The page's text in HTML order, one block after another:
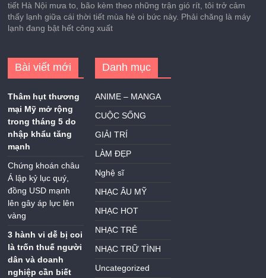
tiết Hà Nội mưa to, bão kèm theo những trận gió rít, tôi trở cảm
thấy lạnh giữa cái thời tiết mùa hè oi bức này. Phải chăng là máy
lạnh đang bật hết công xuất
Bài viết mới
Thâm hụt thương
mại Mỹ mở rộng
trong tháng 5 do
nhập khẩu tăng
mạnh
Chứng khoán châu
Á lập kỷ lục quý,
đồng USD mạnh
lên gây áp lực lên
vàng
3 hành vi dễ bị coi
là trốn thuế người
dân và doanh
nghiệp cần biết
Danh mục
ANIME – MANGA
CUỘC SỐNG
GIẢI TRÍ
LÀM ĐẸP
Nghệ sĩ
NHẠC ÂU MỸ
NHẠC HOT
NHẠC TRẺ
NHẠC TRỮ TÌNH
Uncategorized